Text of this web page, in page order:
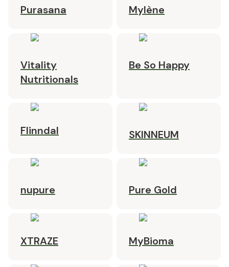
Purasana Mylène
Vitality
Nutritionals
Be So Happy
Flinndal SKINNEUM
nupure Pure Gold
XTRAZE MyBioma